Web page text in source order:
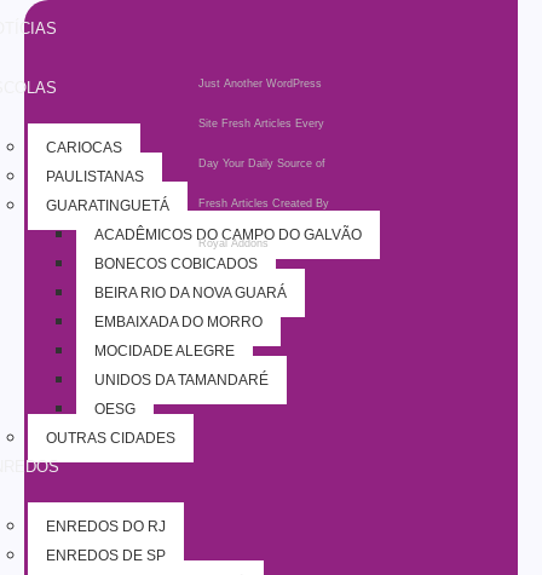
Just Another WordPress
Site Fresh Articles Every
Day Your Daily Source of
Fresh Articles Created By
Royal Addons
CARIOCAS
PAULISTANAS
GUARATINGUETÁ
ACADÊMICOS DO CAMPO DO GALVÃO
BONECOS COBIÇADOS
BEIRA RIO DA NOVA GUARÁ
EMBAIXADA DO MORRO
MOCIDADE ALEGRE
UNIDOS DA TAMANDARÉ
OESG
OUTRAS CIDADES
ENREDOS DO RJ
ENREDOS DE SP